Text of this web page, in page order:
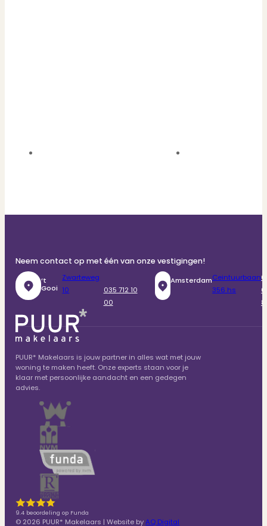
Neem contact op met één van onze vestigingen!
‘t
Gooi
Zwarteweg
10
035 712 10
00
AmsterdamCeintuurbaan
356 hs
PUUR* Makelaars is jouw partner in alles wat met jouw
woning te maken heeft. Onze experts staan voor je
klaar met persoonlijke aandacht en een gedegen
advies.
9.4 beoordeling op Funda
© 2026 PUUR* Makelaars | Website byAQ Digital